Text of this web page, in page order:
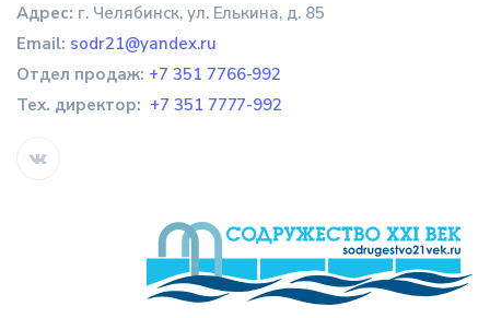
Адрес: г. Челябинск, ул. Елькина, д. 85
Email: sodr21@yandex.ru
Отдел продаж: +7 351 7766-992
Тех. директор: +7 351 7777-992